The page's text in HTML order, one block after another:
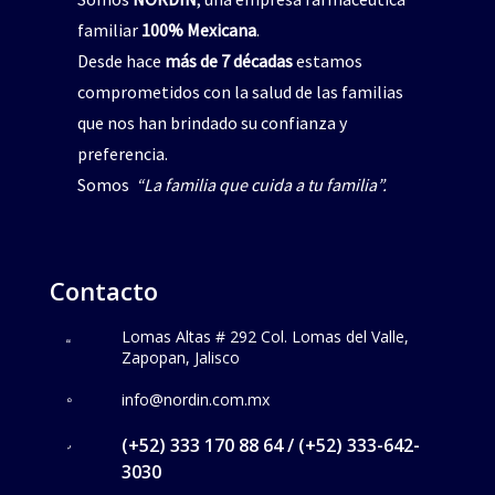
familiar 100% Mexicana.
Desde hace más de 7 décadasestamos
comprometidos con la salud de las familias
que nos han brindado su confianza y
preferencia.
Somos “La familia que cuida a tu familia”.
Contacto
Lomas Altas # 292 Col. Lomas del Valle,
Zapopan, Jalisco
info@nordin.com.mx
(+52) 333 170 88 64 / (+52) 333-642-
3030